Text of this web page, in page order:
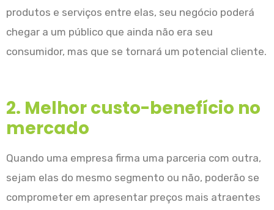
produtos e serviços entre elas, seu negócio poderá
chegar a um público que ainda não era seu
consumidor, mas que se tornará um potencial cliente.
2. Melhor custo-benefício no
mercado
Quando uma empresa firma uma parceria com outra,
sejam elas do mesmo segmento ou não, poderão se
comprometer em apresentar preços mais atraentes